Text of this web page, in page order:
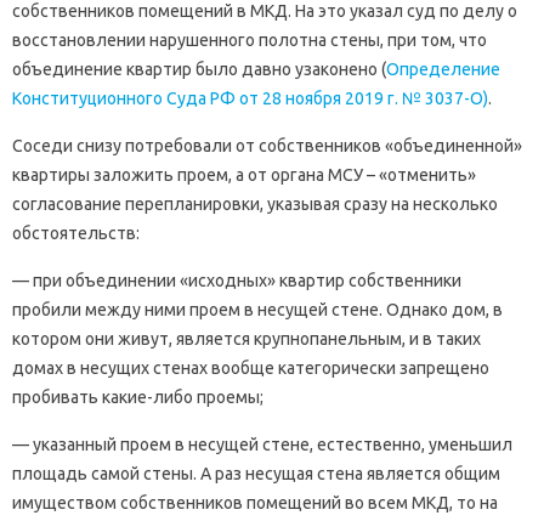
собственников помещений в МКД. На это указал суд по делу о
восстановлении нарушенного полотна стены, при том, что
объединение квартир было давно узаконено (Определение
Конституционного Суда РФ от 28 ноября 2019 г. № 3037-О).
Соседи снизу потребовали от собственников «объединенной»
квартиры заложить проем, а от органа МСУ – «отменить»
согласование перепланировки, указывая сразу на несколько
обстоятельств:
— при объединении «исходных» квартир собственники
пробили между ними проем в несущей стене. Однако дом, в
котором они живут, является крупнопанельным, и в таких
домах в несущих стенах вообще категорически запрещено
пробивать какие-либо проемы;
— указанный проем в несущей стене, естественно, уменьшил
площадь самой стены. А раз несущая стена является общим
имуществом собственников помещений во всем МКД, то на